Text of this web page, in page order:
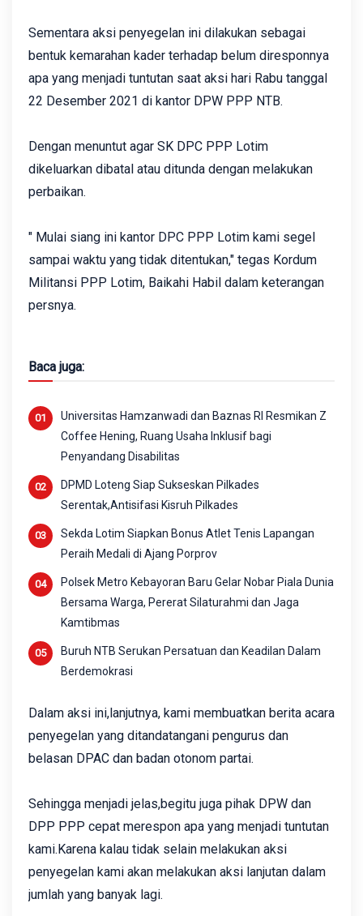
Sementara aksi penyegelan ini dilakukan sebagai
bentuk kemarahan kader terhadap belum diresponnya
apa yang menjadi tuntutan saat aksi hari Rabu tanggal
22 Desember 2021 di kantor DPW PPP NTB.
Dengan menuntut agar SK DPC PPP Lotim
dikeluarkan dibatal atau ditunda dengan melakukan
perbaikan.
" Mulai siang ini kantor DPC PPP Lotim kami segel
sampai waktu yang tidak ditentukan," tegas Kordum
Militansi PPP Lotim, Baikahi Habil dalam keterangan
persnya.
Baca juga:
Universitas Hamzanwadi dan Baznas RI Resmikan Z
Coffee Hening, Ruang Usaha Inklusif bagi
Penyandang Disabilitas
DPMD Loteng Siap Sukseskan Pilkades
Serentak,Antisifasi Kisruh Pilkades
Sekda Lotim Siapkan Bonus Atlet Tenis Lapangan
Peraih Medali di Ajang Porprov
Polsek Metro Kebayoran Baru Gelar Nobar Piala Dunia
Bersama Warga, Pererat Silaturahmi dan Jaga
Kamtibmas
Buruh NTB Serukan Persatuan dan Keadilan Dalam
Berdemokrasi
Dalam aksi ini,lanjutnya, kami membuatkan berita acara
penyegelan yang ditandatangani pengurus dan
belasan DPAC dan badan otonom partai.
Sehingga menjadi jelas,begitu juga pihak DPW dan
DPP PPP cepat merespon apa yang menjadi tuntutan
kami.Karena kalau tidak selain melakukan aksi
penyegelan kami akan melakukan aksi lanjutan dalam
jumlah yang banyak lagi.